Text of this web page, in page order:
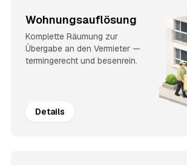
Wohnungsauflösung
Komplette Räumung zur
Übergabe an den Vermieter —
termingerecht und besenrein.
Details